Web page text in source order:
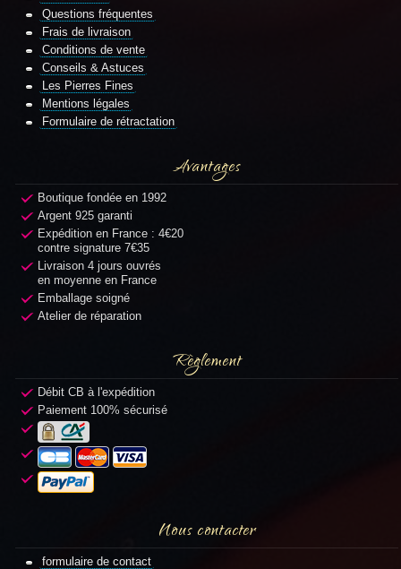
Questions fréquentes
Frais de livraison
Conditions de vente
Conseils & Astuces
Les Pierres Fines
Mentions légales
Formulaire de rétractation
Avantages
Boutique fondée en 1992
Argent 925 garanti
Expédition en France : 4€20
contre signature 7€35
Livraison 4 jours ouvrés
en moyenne en France
Emballage soigné
Atelier de réparation
Règlement
Débit CB à l'expédition
Paiement 100% sécurisé
Nous contacter
formulaire de contact